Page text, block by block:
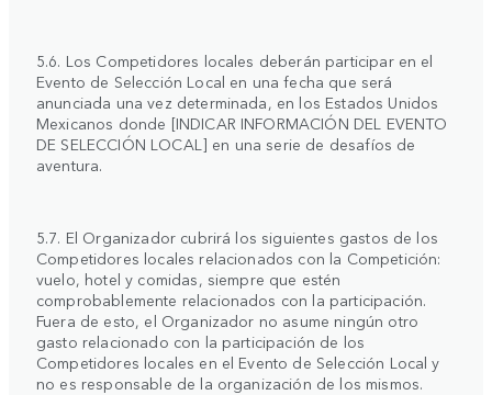
5.6. Los Competidores locales deberán participar en el
Evento de Selección Local en una fecha que será
anunciada una vez determinada, en los Estados Unidos
Mexicanos donde [INDICAR INFORMACIÓN DEL EVENTO
DE SELECCIÓN LOCAL] en una serie de desafíos de
aventura.
5.7. El Organizador cubrirá los siguientes gastos de los
Competidores locales relacionados con la Competición:
vuelo, hotel y comidas, siempre que estén
comprobablemente relacionados con la participación.
Fuera de esto, el Organizador no asume ningún otro
gasto relacionado con la participación de los
Competidores locales en el Evento de Selección Local y
no es responsable de la organización de los mismos.